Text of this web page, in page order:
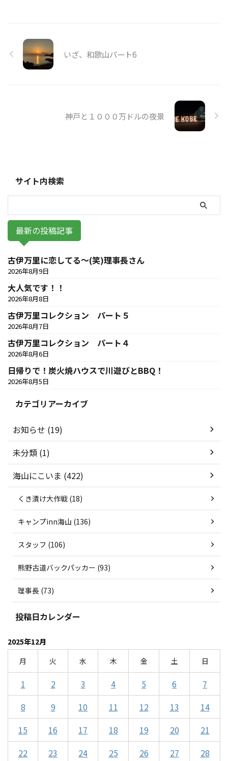
いざ、和歌山パート6
神戸と１０００万ドルの夜景
サイト内検索
最新の投稿記事
古伊万里に恋してる～(笑)理事長さん
2026年8月9日
大人気です！！
2026年8月8日
古伊万里コレクション パート５
2026年8月7日
古伊万里コレクション パート４
2026年8月6日
日帰りで！炭火焼ハウスで川遊びとBBQ！
2026年8月5日
カテゴリアーカイブ
お知らせ (19)
未分類 (1)
海山にこいま (422)
くき漬け大作戦 (18)
キャンプinn海山 (136)
スタッフ (106)
熊野古道バックパッカー (93)
理事長 (73)
投稿日カレンダー
2025年12月
月
火 水 木 金 土 日
1 2 3 4 5 6
7
8
9 10 11 12 13
14
15
16 17 18 19 20
21
22
23 24 25 26 27
28